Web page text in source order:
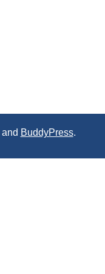
BuddyPress.